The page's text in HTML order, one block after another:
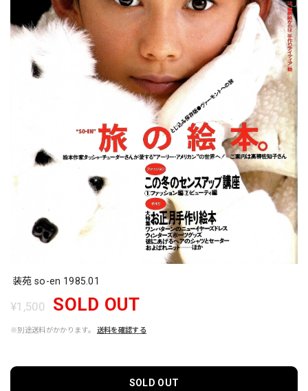
装苑 so-en 1985.01
¥1,500 SOLD OUT
※別途送料がかかります。 送料を確認する
SOLD OUT